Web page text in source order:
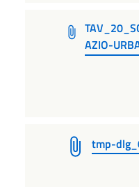
AZIO-
tmp-